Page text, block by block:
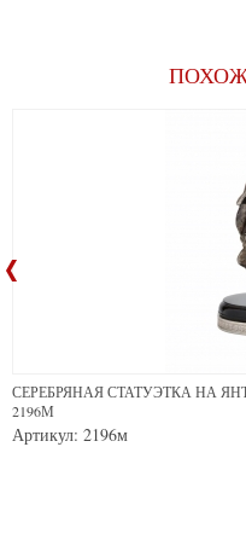
СЕРЕБРЯНАЯ СТАТУЭТКА НА
2196М
Артикул: 2196м